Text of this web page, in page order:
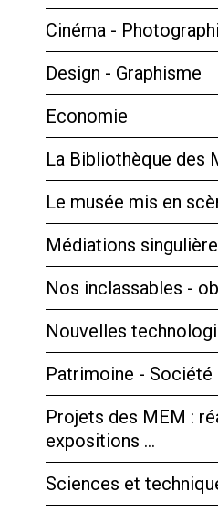
Cinéma -
Design - Graphisme
Economie
La Bibliothèque des
Le musée mis en
Médiations
Nos inclassables -
Nouvelles
Patrimoine - Société
Projets des MEM :
expositions …
Sciences et